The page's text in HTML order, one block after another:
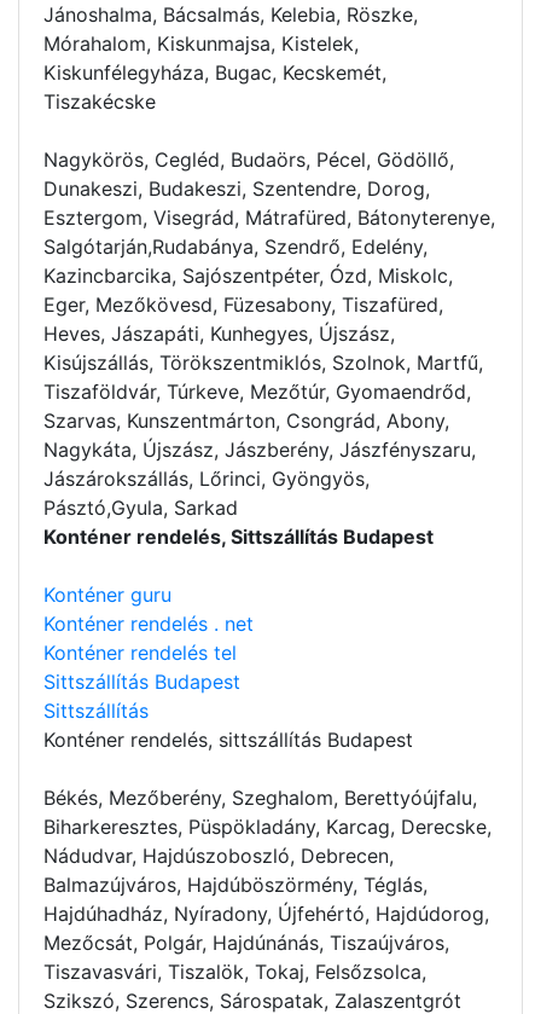
Jánoshalma, Bácsalmás, Kelebia, Röszke,
Mórahalom, Kiskunmajsa, Kistelek,
Kiskunfélegyháza, Bugac, Kecskemét,
Tiszakécske
Nagykörös, Cegléd, Budaörs, Pécel, Gödöllő,
Dunakeszi, Budakeszi, Szentendre, Dorog,
Esztergom, Visegrád, Mátrafüred, Bátonyterenye,
Salgótarján,Rudabánya, Szendrő, Edelény,
Kazincbarcika, Sajószentpéter, Ózd, Miskolc,
Eger, Mezőkövesd, Füzesabony, Tiszafüred,
Heves, Jászapáti, Kunhegyes, Újszász,
Kisújszállás, Törökszentmiklós, Szolnok, Martfű,
Tiszaföldvár, Túrkeve, Mezőtúr, Gyomaendrőd,
Szarvas, Kunszentmárton, Csongrád, Abony,
Nagykáta, Újszász, Jászberény, Jászfényszaru,
Jászárokszállás, Lőrinci, Gyöngyös,
Pásztó,Gyula, Sarkad
Konténer rendelés, Sittszállítás Budapest
Konténer guru
Konténer rendelés . net
Konténer rendelés tel
Sittszállítás Budapest
Sittszállítás
Konténer rendelés, sittszállítás Budapest
Békés, Mezőberény, Szeghalom, Berettyóújfalu,
Biharkeresztes, Püspökladány, Karcag, Derecske,
Nádudvar, Hajdúszoboszló, Debrecen,
Balmazújváros, Hajdúböszörmény, Téglás,
Hajdúhadház, Nyíradony, Újfehértó, Hajdúdorog,
Mezőcsát, Polgár, Hajdúnánás, Tiszaújváros,
Tiszavasvári, Tiszalök, Tokaj, Felsőzsolca,
Szikszó, Szerencs, Sárospatak, Zalaszentgrót